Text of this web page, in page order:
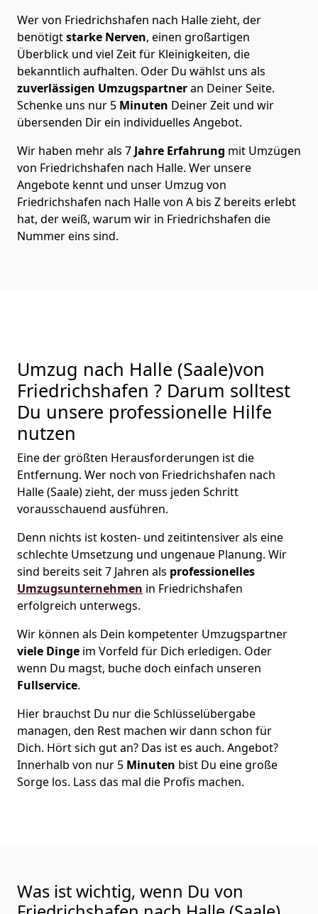
Wer von Friedrichshafen nach Halle zieht, der
benötigtstarke Nerven, einen großartigen
Überblick und viel Zeit für Kleinigkeiten, die
bekanntlich aufhalten. Oder Du wählst uns als
zuverlässigen Umzugspartneran Deiner Seite.
Schenke uns nur 5 Minuten Deiner Zeit und wir
übersenden Dir ein individuelles Angebot.
Wir haben mehr als 7 Jahre Erfahrung mit Umzügen
von Friedrichshafen nach Halle. Wer unsere
Angebote kennt und unser Umzug von
Friedrichshafen nach Halle von A bis Z bereits erlebt
hat, der weiß, warum wir in Friedrichshafen die
Nummer eins sind.
Umzug nach Halle (Saale)von
Friedrichshafen ? Darum solltest
Du unsere professionelle Hilfe
nutzen
Eine der größten Herausforderungen ist die
Entfernung. Wer noch von Friedrichshafen nach
Halle (Saale) zieht, der muss jeden Schritt
vorausschauend ausführen.
Denn nichts ist kosten- und zeitintensiver als eine
schlechte Umsetzung und ungenaue Planung. Wir
sind bereits seit 7 Jahren als professionelles
Umzugsunternehmen in Friedrichshafen
erfolgreich unterwegs.
Wir können als Dein kompetenter Umzugspartner
viele Dinge im Vorfeld für Dich erledigen. Oder
wenn Du magst, buche doch einfach unseren
Fullservice.
Hier brauchst Du nur die Schlüsselübergabe
managen, den Rest machen wir dann schon für
Dich. Hört sich gut an? Das ist es auch. Angebot?
Innerhalb von nur 5 Minuten bist Du eine große
Sorge los. Lass das mal die Profis machen.
Was ist wichtig, wenn Du von